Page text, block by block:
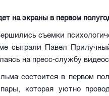
на экраны в первом
съемки
сыграли Павел
на пресс-службу
состоится в первом
которая уютно